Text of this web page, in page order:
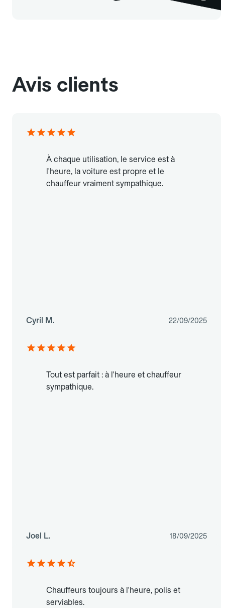
Avis clients
À chaque utilisation, le service est à
l'heure, la voiture est propre et le
chauffeur vraiment sympathique.
Cyril M. 22/09/2025
Tout est parfait : à l'heure et chauffeur
sympathique.
Joel L. 18/09/2025
Chauffeurs toujours à l'heure, polis et
serviables.